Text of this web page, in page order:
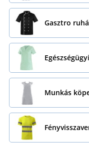
Gasztro
Munkás